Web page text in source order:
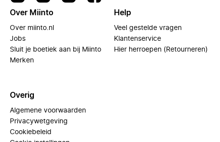
Over Miinto
Over miinto.nl
Jobs
Sluit je boetiek aan bij Miinto
Merken
Help
Veel gestelde vragen
Klantenservice
Hier herroepen (Retourneren)
Overig
Algemene voorwaarden
Privacywetgeving
Cookiebeleid